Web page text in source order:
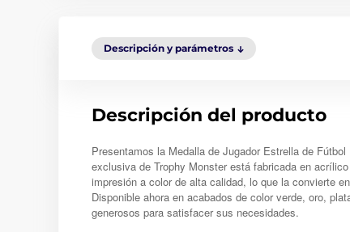
Descripción y parámetros
Descripción del producto
Presentamos la Medalla de Jugador Estrella de
exclusiva de Trophy Monster está fabricada en
impresión a color de alta calidad, lo que la convierte
Disponible ahora en acabados de color verde, oro,
generosos para satisfacer sus necesidades.